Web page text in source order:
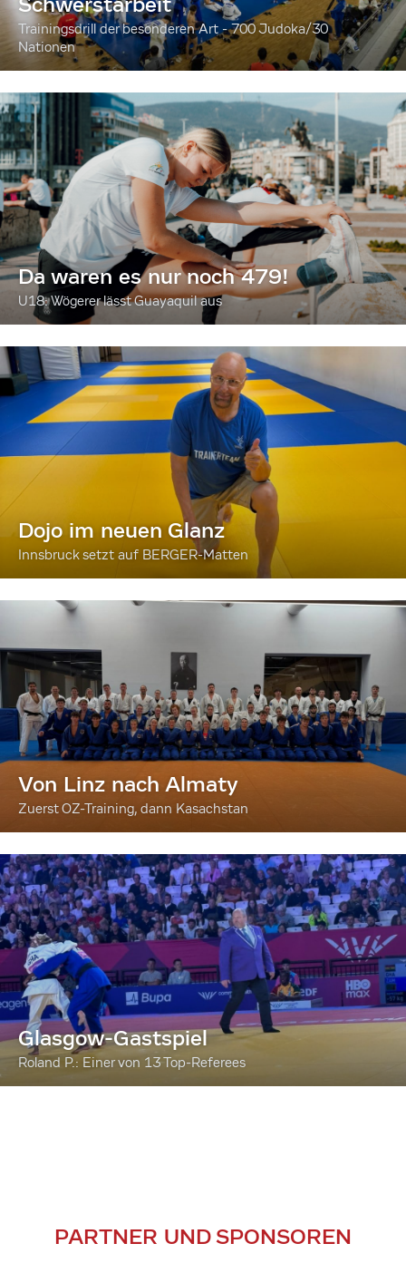
Trainingsdrill der besonderen Art - 700 Judoka/30
Nationen
Da waren es nur noch 479!
U18: Wögerer lässt Guayaquil aus
Dojo im neuen Glanz
Innsbruck setzt auf BERGER-Matten
Von Linz nach Almaty
Zuerst OZ-Training, dann Kasachstan
Glasgow-Gastspiel
Roland P.: Einer von 13 Top-Referees
PARTNER UND SPONSOREN